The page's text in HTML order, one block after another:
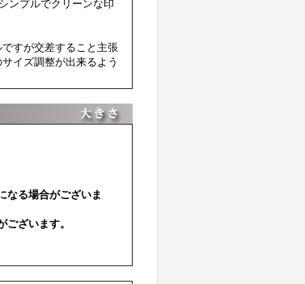
ンプルでクリーンな印
すが交差すること主張
イズ調整が出来るよう
なる場合がございま
ざいます。